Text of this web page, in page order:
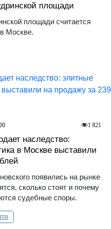
площади
площади считается
Москве.
наследство:
в Москве выставили
появились на рынке
сколько стоят и почему
судебные споры.
1 821